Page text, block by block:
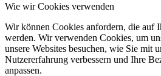
Wie wir Cookies verwenden
Wir können Cookies anfordern, die auf
werden. Wir verwenden Cookies, um
unsere Websites besuchen, wie Sie mit
Nutzererfahrung verbessern und Ihre
anpassen.